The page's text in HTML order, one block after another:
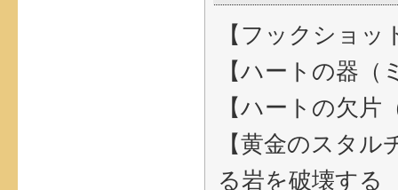
【フックショ
【ハートの器
【ハートの欠
【黄金のスタ
る岩を破壊する